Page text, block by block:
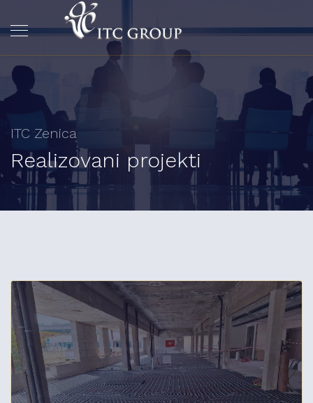
ITC Zenica
Realizovani projekti